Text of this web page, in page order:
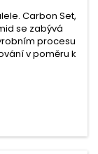
Carbon Set,
se zabývá
procesu
v poměru k
strun na